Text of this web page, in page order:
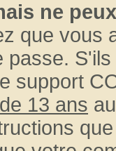
ne
que vous
passe.
support
13 ans